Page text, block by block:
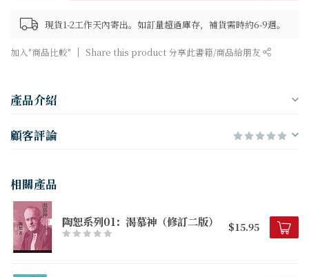
現貨1-2工作天內寄出。如訂量超過庫存，補貨需時約6-9週。
加入"商品比較" Share this product 分享此書籍/商品給朋友
產品介紹
顧客評論
相關產品
陶恕系列01：渴慕神（修訂二版） $15.95